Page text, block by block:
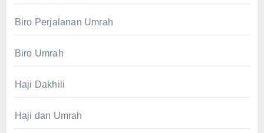
Biro Perjalanan Umrah
Biro Umrah
Haji Dakhili
Haji dan Umrah